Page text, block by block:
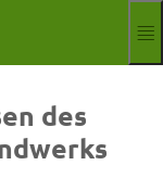
des